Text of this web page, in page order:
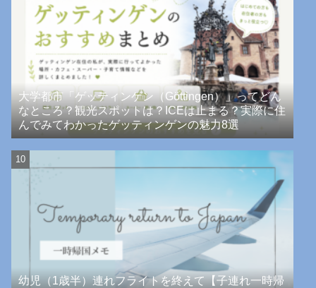
大学都市「ゲッティンゲン（Göttingen）」ってどん
なところ？観光スポットは？ICEは止まる？実際に住
んでみてわかったゲッティンゲンの魅力8選
幼児（1歳半）連れフライトを終えて【子連れ一時帰